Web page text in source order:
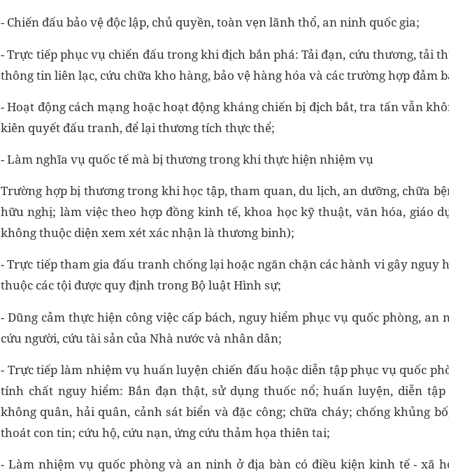
- Chiến đấu bảo vệ độc lập, chủ quyền, toàn vẹn lãnh thổ, an ninh quốc gia;
- Trực tiếp phục vụ chiến đấu trong khi địch bắn phá: Tải đạn, cứu thương, tải
thông tin liên lạc, cứu chữa kho hàng, bảo vệ hàng hóa và các trường hợp đảm
- Hoạt động cách mạng hoặc hoạt động kháng chiến bị địch bắt, tra tấn vẫn
kiên quyết đấu tranh, để lại thương tích thực thể;
- Làm nghĩa vụ quốc tế mà bị thương trong khi thực hiện nhiệm vụ
Trường hợp bị thương trong khi học tập, tham quan, du lịch, an dưỡng, chữa
hữu nghị; làm việc theo hợp đồng kinh tế, khoa học kỹ thuật, văn hóa, giáo
không thuộc diện xem xét xác nhận là thương binh);
- Trực tiếp tham gia đấu tranh chống lại hoặc ngăn chặn các hành vi gây nguy
thuộc các tội được quy định trong Bộ luật Hình sự;
- Dũng cảm thực hiện công việc cấp bách, nguy hiểm phục vụ quốc phòng, an
cứu người, cứu tài sản của Nhà nước và nhân dân;
- Trực tiếp làm nhiệm vụ huấn luyện chiến đấu hoặc diễn tập phục vụ quốc
tính chất nguy hiểm: Bắn đạn thật, sử dụng thuốc nổ; huấn luyện, diễn tập
không quân, hải quân, cảnh sát biển và đặc công; chữa cháy; chống khủng
thoát con tin; cứu hộ, cứu nạn, ứng cứu thảm họa thiên tai;
- Làm nhiệm vụ quốc phòng và an ninh ở địa bàn có điều kiện kinh tế - xã